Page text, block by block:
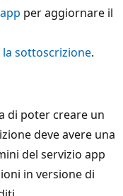
per aggiornare il
la sottoscrizione.
di poter creare un
deve avere una
del servizio app
in versione di